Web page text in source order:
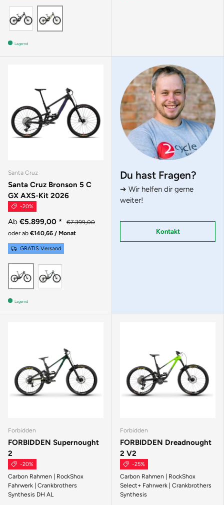
GLOSS BLACK SPARKLE
Lagernd
Santa Cruz
Santa Cruz Bronson 5 C
GX AXS-Kit 2026
-20%
Ab €5.899,00 *
€7.399,00
oder ab €140,66 / Monat
GRATIS Versand
GLOSS CARBON
Lagernd
Du hast Fragen?
➔ Wir helfen dir gerne
weiter!
Kontakt
Forbidden
FORBIDDEN Supernought
2
-20%
Carbon Rahmen | RockShox
Fahrwerk | Crankbrothers
Synthesis DH AL
Forbidden
FORBIDDEN Dreadnought
2 V2
-25%
Carbon Rahmen | RockShox
Select+ Fahrwerk | Crankbrothers
Synthesis